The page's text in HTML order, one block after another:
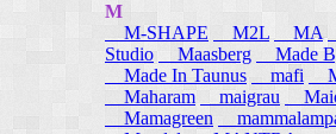
M
M-SHAPE
M2L MA
Studio
Maasberg Made
Made In Taunus
mafi
Maharam
maigrau
Mamagreen